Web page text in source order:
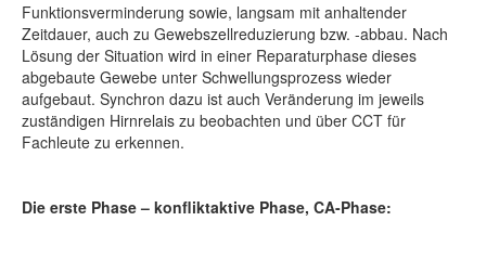
Funktionsverminderung sowie, langsam mit anhaltender
Zeitdauer, auch zu Gewebszellreduzierung bzw. -abbau. Nach
Lösung der Situation wird in einer Reparaturphase dieses
abgebaute Gewebe unter Schwellungsprozess wieder
aufgebaut. Synchron dazu ist auch Veränderung im jeweils
zuständigen Hirnrelais zu beobachten und über CCT für
Fachleute zu erkennen.
Die erste Phase – konfliktaktive Phase, CA-Phase: